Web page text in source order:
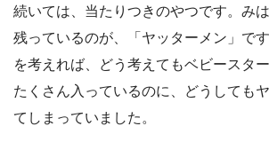
続いては、当たりつきのやつです。み
残っているのが、「ヤッターメン」で
を考えれば、どう考えてもベビースタ
たくさん入っているのに、どうしても
てしまっていました。